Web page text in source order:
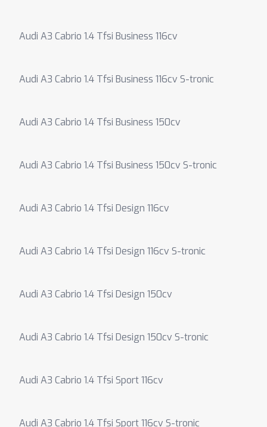
Audi A3 Cabrio 1.4 Tfsi Business 116cv
Audi A3 Cabrio 1.4 Tfsi Business 116cv S-tronic
Audi A3 Cabrio 1.4 Tfsi Business 150cv
Audi A3 Cabrio 1.4 Tfsi Business 150cv S-tronic
Audi A3 Cabrio 1.4 Tfsi Design 116cv
Audi A3 Cabrio 1.4 Tfsi Design 116cv S-tronic
Audi A3 Cabrio 1.4 Tfsi Design 150cv
Audi A3 Cabrio 1.4 Tfsi Design 150cv S-tronic
Audi A3 Cabrio 1.4 Tfsi Sport 116cv
Audi A3 Cabrio 1.4 Tfsi Sport 116cv S-tronic